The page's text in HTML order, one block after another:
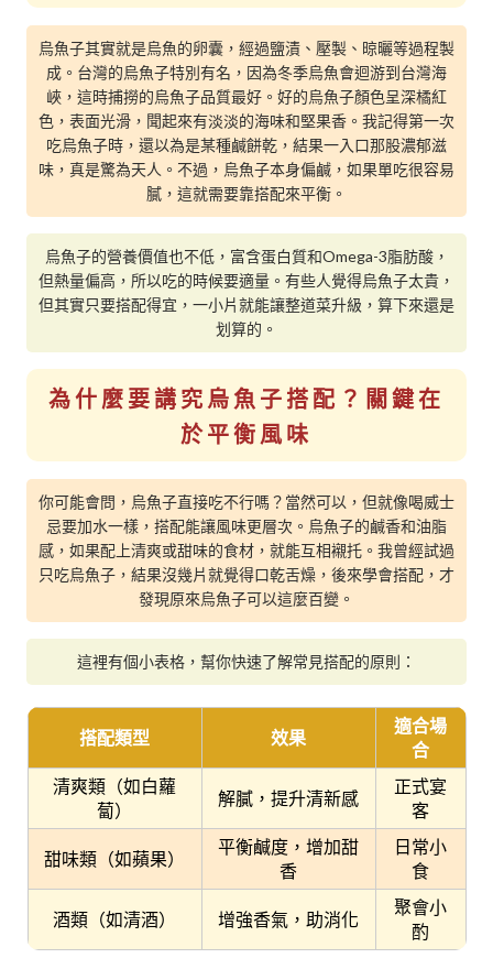
烏魚子其實就是烏魚的卵囊，經過鹽漬、壓製、晾曬等過程製
成。台灣的烏魚子特別有名，因為冬季烏魚會迴游到台灣海
峽，這時捕撈的烏魚子品質最好。好的烏魚子顏色呈深橘紅
色，表面光滑，聞起來有淡淡的海味和堅果香。我記得第一次
吃烏魚子時，還以為是某種鹹餅乾，結果一入口那股濃郁滋
味，真是驚為天人。不過，烏魚子本身偏鹹，如果單吃很容易
膩，這就需要靠搭配來平衡。
烏魚子的營養價值也不低，富含蛋白質和Omega-3脂肪酸，
但熱量偏高，所以吃的時候要適量。有些人覺得烏魚子太貴，
但其實只要搭配得宜，一小片就能讓整道菜升級，算下來還是
划算的。
為什麼要講究烏魚子搭配？關鍵在
於平衡風味
你可能會問，烏魚子直接吃不行嗎？當然可以，但就像喝威士
忌要加水一樣，搭配能讓風味更層次。烏魚子的鹹香和油脂
感，如果配上清爽或甜味的食材，就能互相襯托。我曾經試過
只吃烏魚子，結果沒幾片就覺得口乾舌燥，後來學會搭配，才
發現原來烏魚子可以這麼百變。
這裡有個小表格，幫你快速了解常見搭配的原則：
搭配類型 效果
適合場
合
清爽類（如白蘿
蔔）
解膩，提升清新感
正式宴
客
甜味類（如蘋果）
平衡鹹度，增加甜
香
日常小
食
酒類（如清酒） 增強香氣，助消化
聚會小
酌